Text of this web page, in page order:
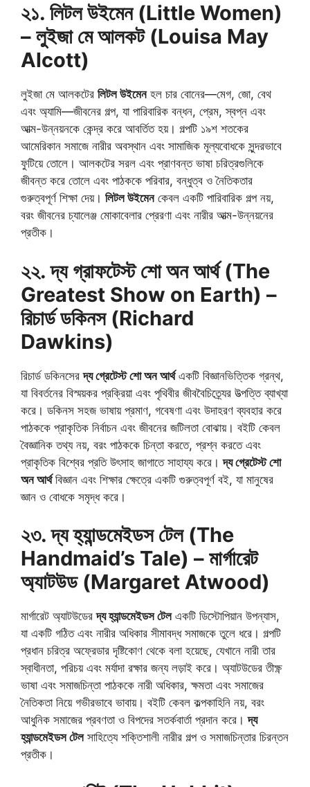
২১. লিটল উইমেন (Little Women)
– লুইজা মে আলকট (Louisa May
Alcott)
লুইজা মে আলকটের লিটল উইমেনহল চার বোনের—মেগ, জো, বেথ
এবং অ্যামি—জীবনের গল্প, যা পারিবারিক বন্ধন, প্রেম, স্বপ্ন এবং
আত্ম-উন্নয়নকে কেন্দ্র করে আবর্তিত হয়। গল্পটি ১৯শ শতকের
আমেরিকান সমাজে নারীর অবস্থান এবং সামাজিক মূল্যবোধকে সুন্দরভাবে
ফুটিয়ে তোলে। আলকটের সরল এবং প্রাণবন্ত ভাষা চরিত্রগুলিকে
জীবন্ত করে তোলে এবং পাঠককে পরিবার, বন্ধুত্ব ও নৈতিকতার
গুরুত্বপূর্ণ শিক্ষা দেয়। লিটল উইমেনকেবল একটি পারিবারিক গল্প নয়,
বরং জীবনের চ্যালেঞ্জ মোকাবেলার প্রেরণা এবং নারীর আত্ম-উন্নয়নের
প্রতীক।
২২. দ্য গ্রাফটেস্ট শো অন আর্থ (The
Greatest Show on Earth) –
রিচার্ড ডকিনস (Richard
Dawkins)
রিচার্ড ডকিনসেরদ্য গ্রেটেস্ট শো অন আর্থএকটি বিজ্ঞানভিত্তিক গ্রন্থ,
যা বিবর্তনের বিস্ময়কর প্রক্রিয়া এবং পৃথিবীর জীববৈচিত্র্যের উত্পত্তি ব্যাখ্যা
করে। ডকিনস সহজ ভাষায় প্রমাণ, গবেষণা এবং উদাহরণ ব্যবহার করে
পাঠককে প্রাকৃতিক নির্বাচন এবং জীবনের জটিলতা বোঝায়। বইটি কেবল
বৈজ্ঞানিক তথ্য নয়, বরং পাঠককে চিন্তা করতে, প্রশ্ন করতে এবং
প্রাকৃতিক বিশ্বের প্রতি উৎসাহ জাগাতে সাহায্য করে।দ্য গ্রেটেস্ট শো
অন আর্থবিজ্ঞান এবং শিক্ষার ক্ষেত্রে একটি গুরুত্বপূর্ণ বই, যা মানুষের
জ্ঞান ও বোধকে সমৃদ্ধ করে।
২৩. দ্য হ্যান্ডমেইডস টেল (The
Handmaid’s Tale) – মার্গারেট
অ্যাটউড (Margaret Atwood)
মার্গারেট অ্যাটউডেরদ্য হ্যান্ডমেইডস টেলএকটি ডিস্টোপিয়ান উপন্যাস,
যা একটি গঠিত এবং নারীর অধিকার সীমাবদ্ধ সমাজকে তুলে ধরে। গল্পটি
প্রধান চরিত্র অফ্রেডার দৃষ্টিকোণ থেকে বলা হয়েছে, যেখানে নারী তার
স্বাধীনতা, পরিচয় এবং মর্যাদা রক্ষার জন্য লড়াই করে। অ্যাটউডের তীক্ষ্ণ
ভাষা এবং সমাজচিন্তা পাঠককে নারী অধিকার, ক্ষমতা এবং সমাজের
নৈতিকতা নিয়ে গভীরভাবে ভাবায়। বইটি কেবল কল্পকাহিনি নয়, বরং
আধুনিক সমাজের প্রবণতা ও বিপদের সতর্কবার্তা প্রদান করে।দ্য
হ্যান্ডমেইডস টেলসাহিত্যে শক্তিশালী নারীর গল্প ও সমাজচিন্তার চিরন্তন
প্রতীক।